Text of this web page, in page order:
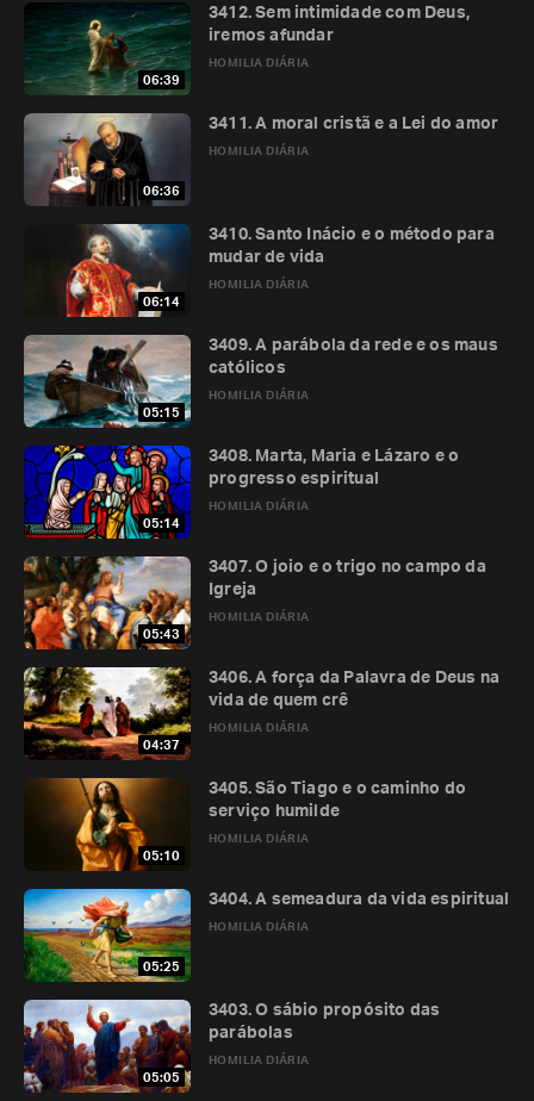
06:39
HOMILIA DIÁRIA
3412. Sem intimidade com Deus,
iremos afundar
06:36
HOMILIA DIÁRIA
3411. A moral cristã e a Lei do amor
06:14
HOMILIA DIÁRIA
3410. Santo Inácio e o método para
mudar de vida
05:15
HOMILIA DIÁRIA
3409. A parábola da rede e os maus
católicos
05:14
HOMILIA DIÁRIA
3408. Marta, Maria e Lázaro e o
progresso espiritual
05:43
HOMILIA DIÁRIA
3407. O joio e o trigo no campo da
Igreja
04:37
HOMILIA DIÁRIA
3406. A força da Palavra de Deus na
vida de quem crê
05:10
HOMILIA DIÁRIA
3405. São Tiago e o caminho do
serviço humilde
05:25
HOMILIA DIÁRIA
3404. A semeadura da vida espiritual
05:05
HOMILIA DIÁRIA
3403. O sábio propósito das
parábolas